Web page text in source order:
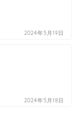
2024年5月19日
2024年5月18日